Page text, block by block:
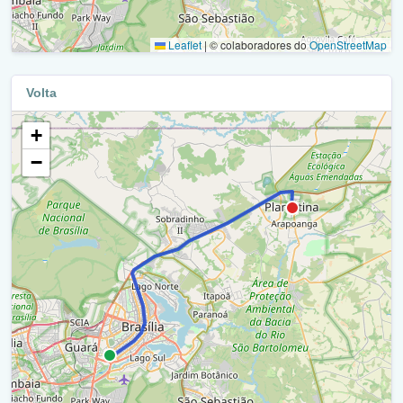
Br-020 / Ra Vi
Retorno - Br-020 (Condomínio Nova Colina) / Ra V
Br-020 / Ra V
Retorno - Br-020 (Vilma Casa E Construção) / Ra V
Br-020 / Ra V
Retorno - Br-020 (Detran) / Ra V
Br-020 / Ra V
Br-020 / Ra Xxvi
Br-020 Marginal / Ra Xxvi
Viaduto - Br-020 (Br-020 / Df-425) / Ra Xxvi
Eixo L Norte / Ttn (W3 Norte - L4 Norte) / Ra I
Acesso Viaduto Eixo L2 Norte / Df-002 / Ra I
Eixão Norte / Df - 002 / Ra I
Eixão Norte / Df-002 / Ra I
Retorno Ttn / L4 Norte - W3 Norte / Ra I
Eixão Norte / Df-002 / Ra I
Eptt / Df-007 / Ra Xviii
Eptt - Df-007 / Ra Xviii
Ttn / Ra Xviii
Epia / Df-003 / Br-450 / Ra Xviii
Br-020 / Ra Xviii
Leaflet |© colaboradores doOpenStreetMap
Volta
+
−